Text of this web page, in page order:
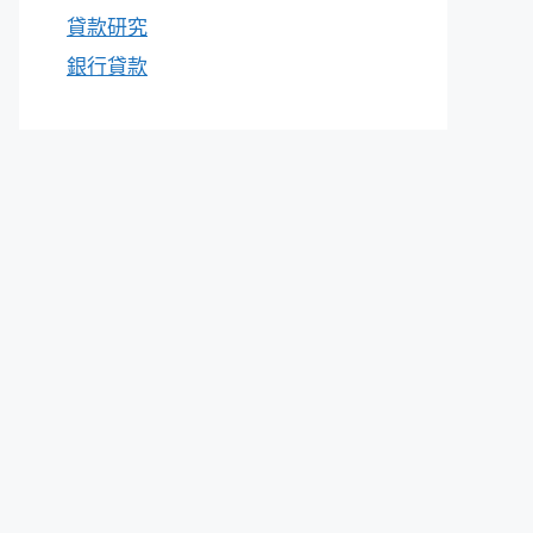
貸款研究
銀行貸款